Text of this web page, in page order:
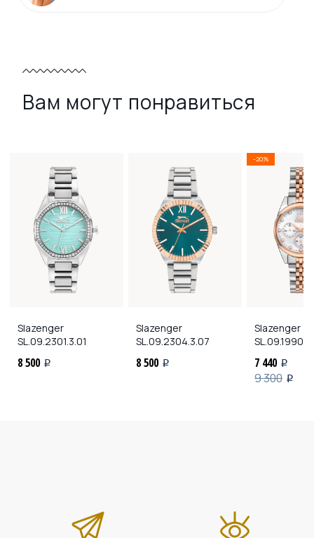
Вам могут понравиться
Slazenger
SL.09.2301.3.01
8 500 i
Slazenger
SL.09.2304.3.07
8 500 i
-20%
Slazenger
7 440 i
9 300 i